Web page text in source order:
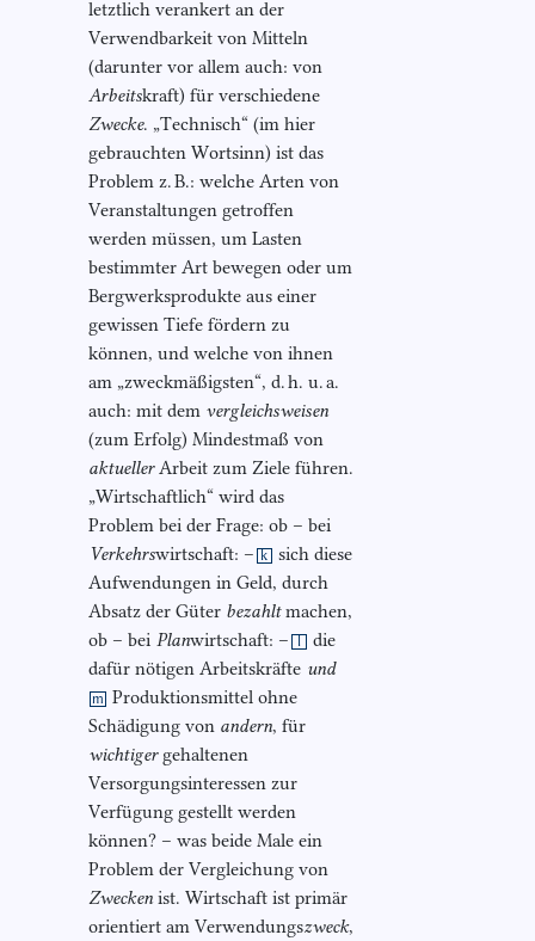
letztlich verankert an der
Verwendbarkeit von Mitteln
(darunter vor allem auch: von
Arbeitskraft) für verschiedene
Zwecke. „Technisch“ (im hier
gebrauchten Wortsinn) ist das
Problem z. B.: welche Arten von
Veranstaltungen getroffen
werden müssen, um Lasten
bestimmter Art bewegen oder um
Bergwerksprodukte aus einer
gewissen Tiefe fördern zu
können, und welche von ihnen
am „zweckmäßigsten“, d. h. u. a.
auch: mit dem vergleichsweisen
(zum Erfolg) Mindestmaß von
aktuellerArbeit zum Ziele führen.
„Wirtschaftlich“ wird das
Problem bei der Frage: ob – bei
Verkehrswirtschaft: – k
sich diese
Aufwendungen in Geld, durch
Absatz der Güter bezahltmachen,
ob – bei Planwirtschaft: –
die
dafür nötigen Arbeitskräfte und
m Produktionsmittel ohne
Schädigung von andern, für
wichtigergehaltenen
Versorgungsinteressen zur
Verfügung gestellt werden
können? – was beide Male ein
Problem der Vergleichung von
Zweckenist. Wirtschaft ist primär
orientiert am Verwendungszweck,